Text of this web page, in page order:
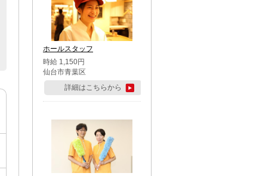
ホールスタッフ
時給 1,150円
仙台市青葉区
詳細はこちらから